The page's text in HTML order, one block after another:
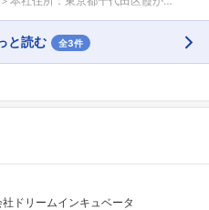
と読む 全3件
社ドリームインキュベータ